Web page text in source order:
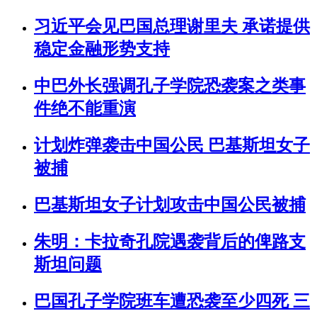
习近平会见巴国总理谢里夫 承诺提供
稳定金融形势支持
中巴外长强调孔子学院恐袭案之类事
件绝不能重演
计划炸弹袭击中国公民 巴基斯坦女子
被捕
巴基斯坦女子计划攻击中国公民被捕
朱明：卡拉奇孔院遇袭背后的俾路支
斯坦问题
巴国孔子学院班车遭恐袭至少四死 三